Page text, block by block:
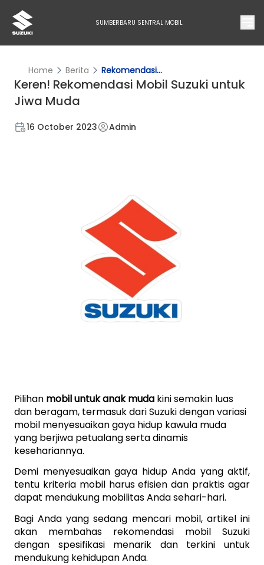
SUMBERBARU SENTRAL MOBIL
Home Berita Rekomendasi...
Keren! Rekomendasi Mobil Suzuki untuk
Jiwa Muda
16 October 2023 Admin
Pilihan mobil untuk anak muda kini semakin luas
dan beragam, termasuk dari Suzuki dengan variasi
mobil menyesuaikan gaya hidup kawula muda
yang berjiwa petualang serta dinamis
kesehariannya.
Demi menyesuaikan gaya hidup Anda yang aktif,
tentu kriteria mobil harus efisien dan praktis agar
dapat mendukung mobilitas Anda sehari-hari.
Bagi Anda yang sedang mencari mobil, artikel ini
akan membahas rekomendasi mobil Suzuki
dengan spesifikasi menarik dan terkini untuk
mendukung kehidupan Anda.